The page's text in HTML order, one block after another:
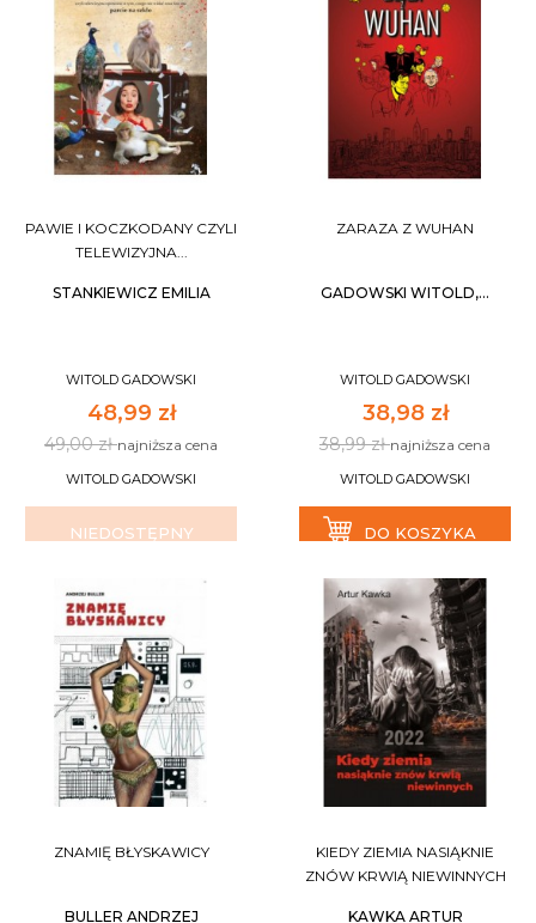
PAWIE I KOCZKODANY CZYLI
TELEWIZYJNA...
STANKIEWICZ EMILIA
WITOLD GADOWSKI
48,99 zł
49,00 złnajniższa cena
WITOLD GADOWSKI
NIEDOSTĘPNY
ZARAZA Z WUHAN
GADOWSKI WITOLD,...
WITOLD GADOWSKI
38,98 zł
38,99 złnajniższa cena
WITOLD GADOWSKI
DO KOSZYKA
ZNAMIĘ BŁYSKAWICY
BULLER ANDRZEJ
KIEDY ZIEMIA NASIĄKNIE
ZNÓW KRWIĄ NIEWINNYCH
KAWKA ARTUR